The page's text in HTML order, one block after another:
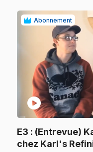
Abonnement
play_circle
E3 : (Entrevue)
chez Karl's